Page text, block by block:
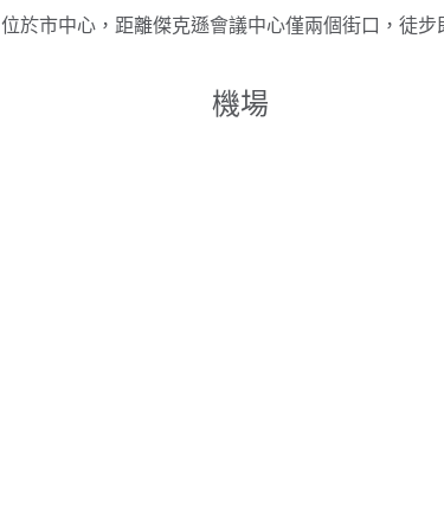
位於市中心，距離傑克遜會議中心僅兩個街口，徒
機場